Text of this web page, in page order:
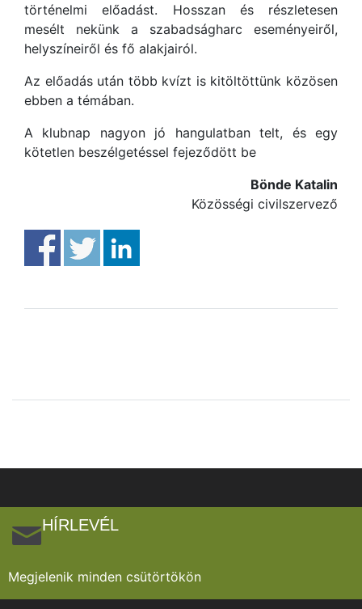
történelmi előadást. Hosszan és részletesen
mesélt nekünk a szabadságharc eseményeiről,
helyszíneiről és fő alakjairól.
Az előadás után több kvízt is kitöltöttünk közösen
ebben a témában.
A klubnap nagyon jó hangulatban telt, és egy
kötetlen beszélgetéssel fejeződött be
Bönde Katalin
Közösségi civilszervező
HÍRLEVÉL
Megjelenik minden csütörtökön